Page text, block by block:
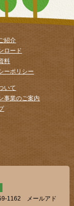
紹介
ロード
料
ーポリシー
いて
事業のご案内
1162 メールアド